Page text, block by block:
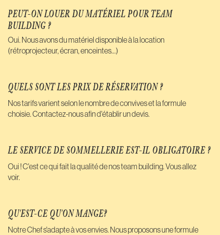
PEUT-ON LOUER DU MATÉRIEL POUR TEAM
BUILDING ?
Oui. Nous avons du matériel disponible à la location
(rétroprojecteur, écran, enceintes...)
QUELS SONT LES PRIX DE RÉSERVATION ?
Nos tarifs varient selon le nombre de convives et la formule
choisie. Contactez-nous afin d'établir un devis.
LE SERVICE DE SOMMELLERIE EST-IL OBLIGATOIRE ?
Oui ! C'est ce qui fait la qualité de nos team building. Vous allez
voir.
QU'EST-CE QU'ON MANGE?
Notre Chef s'adapte à vos envies. Nous proposons une formule